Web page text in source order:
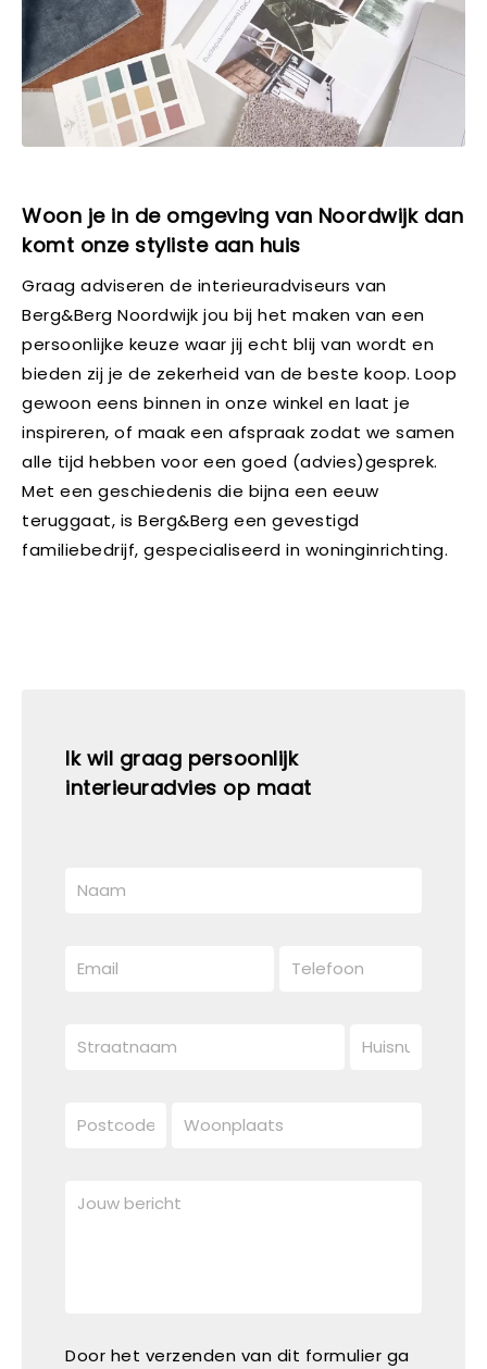
Woon je in de omgeving van Noordwijk dan
komt onze styliste aan huis
Graag adviseren de interieuradviseurs van
Berg&Berg Noordwijk jou bij het maken van een
persoonlijke keuze waar jij echt blij van wordt en
bieden zij je de zekerheid van de beste koop. Loop
gewoon eens binnen in onze winkel en laat je
inspireren, of maak een afspraak zodat we samen
alle tijd hebben voor een goed (advies)gesprek.
Met een geschiedenis die bijna een eeuw
teruggaat, is Berg&Berg een gevestigd
familiebedrijf, gespecialiseerd in woninginrichting.
Ik wil graag persoonlijk
interieuradvies op maat
Door het verzenden van dit formulier ga